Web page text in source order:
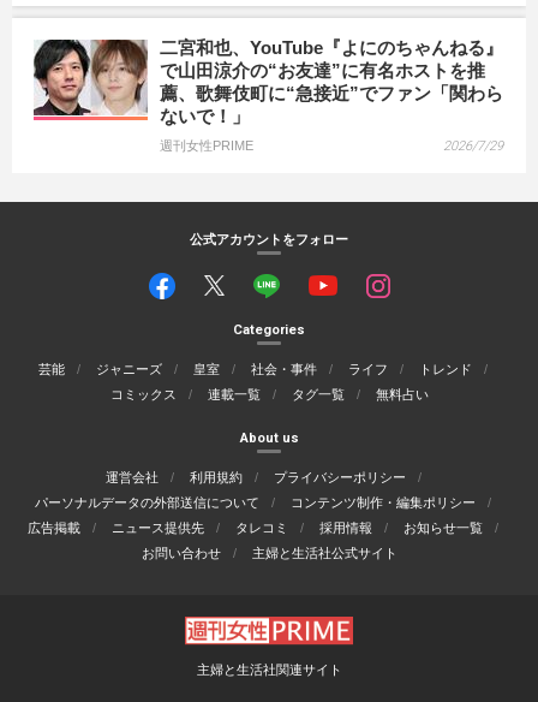
二宮和也、YouTube『よにのちゃんねる』
で山田涼介の“お友達”に有名ホストを推
薦、歌舞伎町に“急接近”でファン「関わら
ないで！」
週刊女性PRIME 2026/7/29
公式アカウントをフォロー
Categories
芸能 ジャニーズ 皇室 社会・事件 ライフ
トレンド
コミックス
連載一覧 タグ一覧 無料占い
About us
運営会社 利用規約
プライバシーポリシー
パーソナルデータの外部送信について
コンテンツ制作・編集ポリシー
広告掲載
ニュース提供先 タレコミ 採用情報
お知らせ一覧
お問い合わせ
主婦と生活社公式サイト
主婦と生活社関連サイト